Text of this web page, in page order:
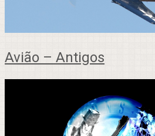
Avião – Antigos